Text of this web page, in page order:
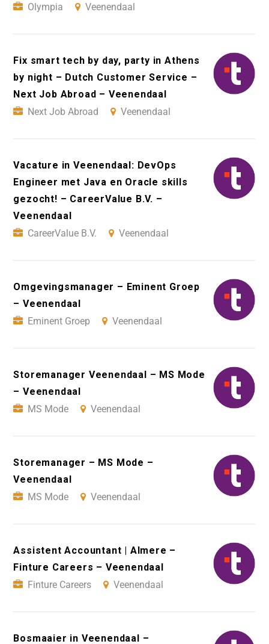
Olympia
Veenendaal
Fix smart tech by day, party in Athens
by night – Dutch Customer Service –
Next Job Abroad – Veenendaal
Next Job Abroad
Veenendaal
Vacature in Veenendaal: DevOps
Engineer met Java en Oracle skills
gezocht! – CareerValue B.V. –
Veenendaal
CareerValue B.V.
Veenendaal
Omgevingsmanager – Eminent Groep
– Veenendaal
Eminent Groep
Veenendaal
Storemanager Veenendaal – MS Mode
– Veenendaal
MS Mode
Veenendaal
Storemanager – MS Mode –
Veenendaal
MS Mode
Veenendaal
Assistent Accountant | Almere –
Finture Careers – Veenendaal
Finture Careers
Veenendaal
Bosmaaier in Veenendaal –